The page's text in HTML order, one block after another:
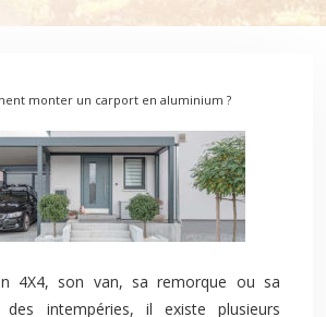
monter un carport en aluminium ?
4X4, son van, sa remorque ou sa
intempéries, il existe plusieurs